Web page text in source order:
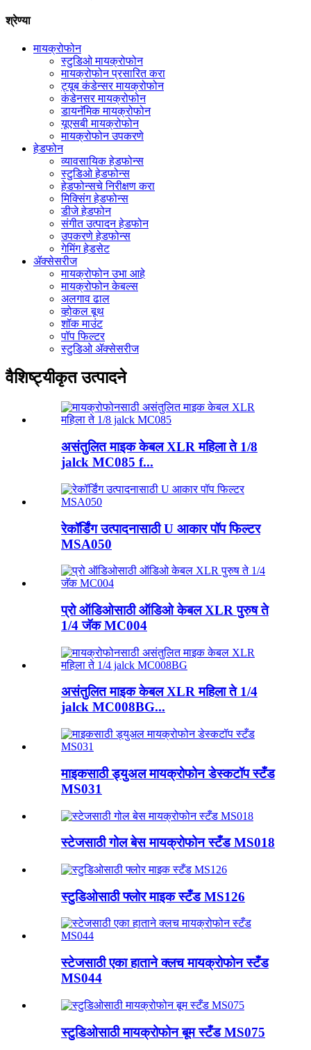
श्रेण्या
मायक्रोफोन
स्टुडिओ मायक्रोफोन
मायक्रोफोन प्रसारित करा
ट्यूब कंडेन्सर मायक्रोफोन
कंडेनसर मायक्रोफोन
डायनॅमिक मायक्रोफोन
यूएसबी मायक्रोफोन
मायक्रोफोन उपकरणे
हेडफोन
व्यावसायिक हेडफोन्स
स्टुडिओ हेडफोन्स
हेडफोन्सचे निरीक्षण करा
मिक्सिंग हेडफोन्स
डीजे हेडफोन
संगीत उत्पादन हेडफोन
उपकरणे हेडफोन्स
गेमिंग हेडसेट
ॲक्सेसरीज
मायक्रोफोन उभा आहे
मायक्रोफोन केबल्स
अलगाव ढाल
व्होकल बूथ
शॉक माउंट
पॉप फिल्टर
स्टुडिओ ॲक्सेसरीज
वैशिष्ट्यीकृत उत्पादने
असंतुलित माइक केबल XLR महिला ते 1/8
jalck MC085 f...
रेकॉर्डिंग उत्पादनासाठी U आकार पॉप फिल्टर
MSA050
प्रो ऑडिओसाठी ऑडिओ केबल XLR पुरुष ते
1/4 जॅक MC004
असंतुलित माइक केबल XLR महिला ते 1/4
jalck MC008BG...
माइकसाठी ड्युअल मायक्रोफोन डेस्कटॉप स्टँड
MS031
स्टेजसाठी गोल बेस मायक्रोफोन स्टँड MS018
स्टुडिओसाठी फ्लोर माइक स्टँड MS126
स्टेजसाठी एका हाताने क्लच मायक्रोफोन स्टँड
MS044
स्टुडिओसाठी मायक्रोफोन बूम स्टँड MS075